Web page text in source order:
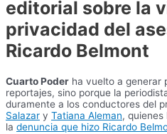
editorial sobre la
privacidad del
Ricardo Belmont
Cuarto Poder ha vuelto a generar
reportajes, sino porque la
duramente a los conductores del
Salazar y Tatiana Aleman,
la denuncia que hizo Ricardo